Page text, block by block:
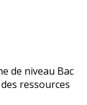
de niveau Bac
ressources